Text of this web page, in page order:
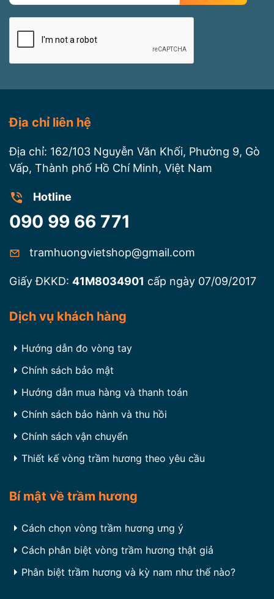
Địa chỉ liên hệ
Địa chỉ: 162/103 Nguyễn Văn Khối, Phường 9, Gò
Vấp, Thành phố Hồ Chí Minh, Việt Nam
Hotline
090 99 66 771
tramhuongvietshop@gmail.com
Giấy ĐKKD: 41M8034901 cấp ngày 07/09/2017
Dịch vụ khách hàng
Hướng dẫn đo vòng tay
Chính sách bảo mật
Hướng dẫn mua hàng và thanh toán
Chính sách bảo hành và thu hồi
Chính sách vận chuyển
Thiết kế vòng trầm hương theo yêu cầu
Bí mật về trầm hương
Cách chọn vòng trầm hương ưng ý
Cách phân biệt vòng trầm hương thật giả
Phân biệt trầm hương và kỳ nam như thế nào?